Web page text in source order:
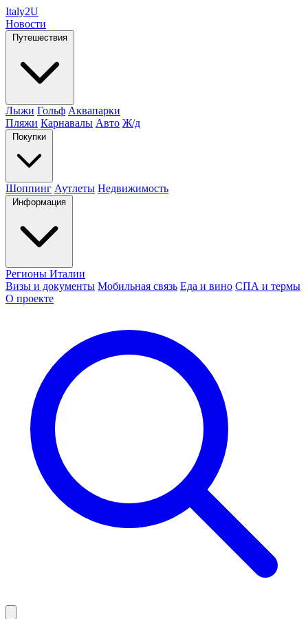
Italy2U
Новости
Путешествия
Лыжи Гольф Аквапарки
Пляжи Карнавалы Авто Ж/д
Покупки
Шоппинг Аутлеты Недвижимость
Информация
Регионы Италии
Визы и документы Мобильная связь Еда и вино СПА и термы
О проекте